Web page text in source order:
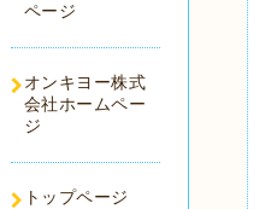
ページ
オンキヨー株式
会社ホームペー
ジ
トップページ